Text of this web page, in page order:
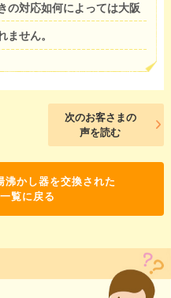
の対応如何によっては大阪
ません。
次のお客さまの
声を読む
沸かし器を交換された
覧に戻る